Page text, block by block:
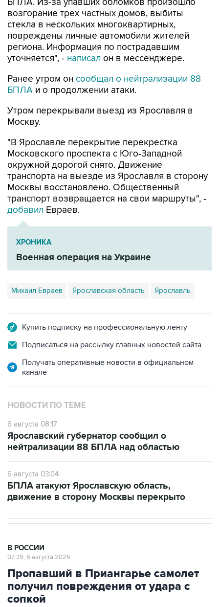
БПЛА. Из-за упавших обломков произошло
возгорание трех частных домов, выбиты
стекла в нескольких многоквартирных,
повреждены личные автомобили жителей
региона. Информация по пострадавшим
уточняется", - написал он в мессенджере.
Ранее утром он сообщал о нейтрализации 88
БПЛА и о продолжении атаки.
Утром перекрывали выезд из Ярославля в
Москву.
"В Ярославле перекрытие перекрестка
Московского проспекта с Юго-Западной
окружной дорогой снято. Движение
транспорта на выезде из Ярославля в сторону
Москвы восстановлено. Общественный
транспорт возвращается на свои маршруты", -
добавил Евраев.
ХРОНИКА
Военная операция на Украине
Михаил Евраев Ярославская область Ярославль
Купить подписку на профессиональную ленту
Подписаться на рассылку главных новостей сайта
Получать оперативные новости в официальном
канале
НОВОСТИ ПО ТЕМЕ
6 августа 08:17
Ярославский губернатор сообщил о
нейтрализации 88 БПЛА над областью
6 августа 03:04
БПЛА атакуют Ярославскую область,
движение в сторону Москвы перекрыто
В РОССИИ
07:39, 6 августа 2026
Пропавший в Приангарье самолет
получил повреждения от удара с
сопкой